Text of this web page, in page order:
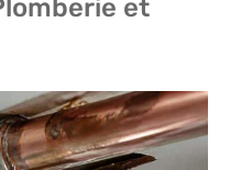
et